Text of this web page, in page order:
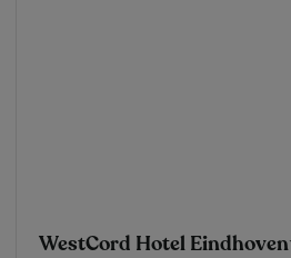
WestCord Hotel Eindhoven